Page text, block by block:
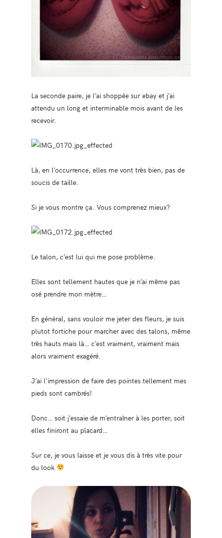
La seconde paire, je l’ai shoppée sur ebay et j’ai
attendu un long et interminable mois avant de les
recevoir.
Là, en l’occurrence, elles me vont très bien, pas de
soucis de taille.
Si je vous montre ça. Vous comprenez mieux?
Le talon, c’est lui qui me pose problème.
Elles sont tellement hautes que je n’ai même pas
osé prendre mon mètre…
En général, sans vouloir me jeter des fleurs, je suis
plutot fortiche pour marcher avec des talons, même
très hauts mais là… c’est vraiment, vraiment mais
alors vraiment exagéré.
J’ai l’impression de faire des pointes tellement mes
pieds sont cambrés!
Donc… soit j’essaie de m’entraîner à les porter, soit
elles finiront au placard…
Sur ce, je vous laisse et je vous dis à très vite pour
du look